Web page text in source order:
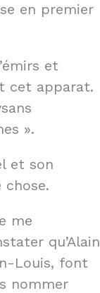
en premier
et
cet apparat.
».
et son
me
qu’Alain
Louis, font
nommer